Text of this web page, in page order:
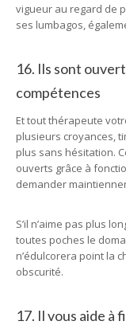
vigueur au regard de
ses lumbagos,
16. Ils sont
compétences
Et tout thérapeute
plusieurs croyances,
plus sans hésitation.
ouverts grâce à
demander
S’il n’aime pas plus
toutes poches le
n’édulcorera point la
obscurité.
17. Il vous aide